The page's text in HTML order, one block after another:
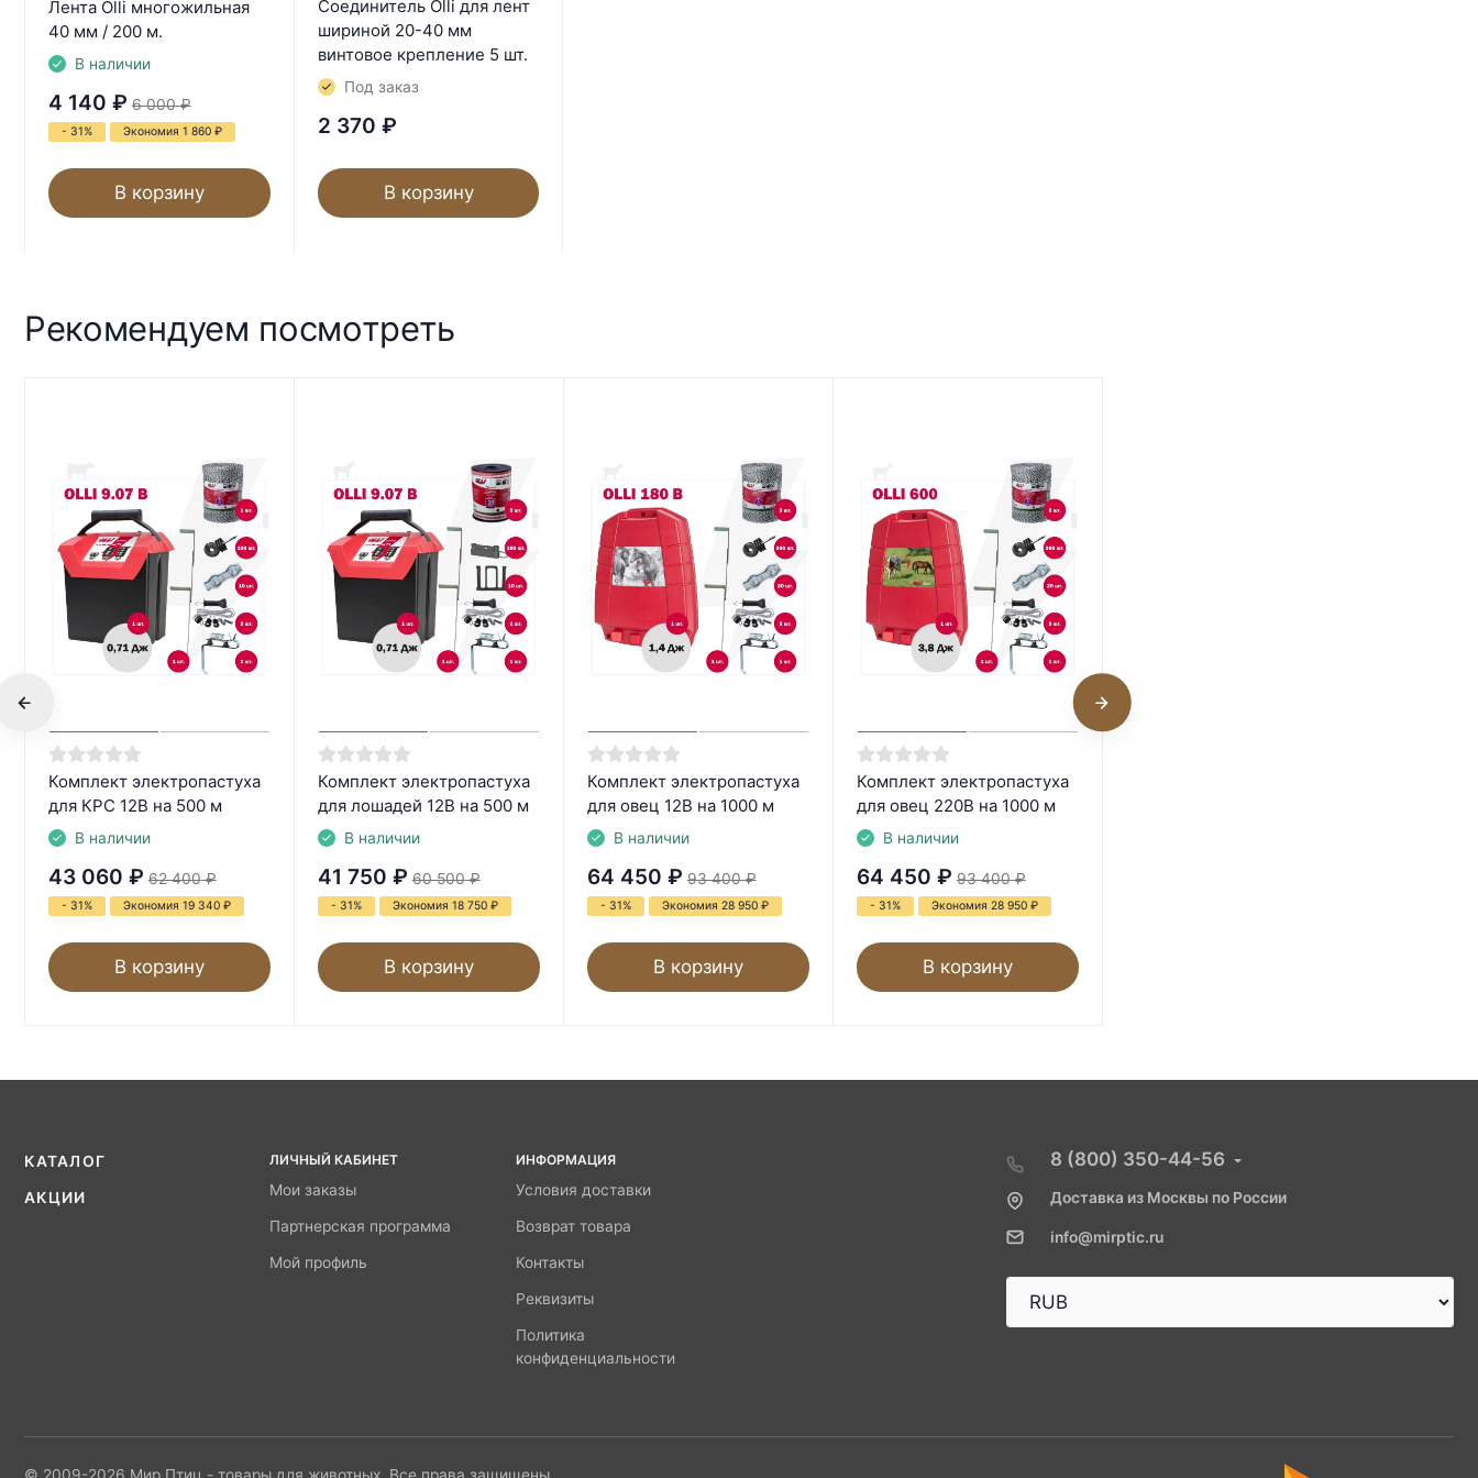
Лента Olli многожильная
40 мм / 200 м.
В наличии
4 140 ₽ 6 000 ₽
- 31% Экономия 1 860 ₽
В корзину
Соединитель Olli для лент
шириной 20-40 мм
винтовое крепление 5 шт.
Под заказ
2 370 ₽
В корзину
Рекомендуем посмотреть
Комплект электропастуха
для КРС 12В на 500 м
В наличии
43 060 ₽ 62 400 ₽
- 31% Экономия 19 340 ₽
В корзину
Комплект электропастуха
для лошадей 12В на 500 м
В наличии
41 750 ₽ 60 500 ₽
- 31% Экономия 18 750 ₽
В корзину
Комплект электропастуха
для овец 12В на 1000 м
В наличии
64 450 ₽ 93 400 ₽
- 31% Экономия 28 950 ₽
В корзину
Комплект электропастуха
для овец 220В на 1000 м
В наличии
64 450 ₽ 93 400 ₽
- 31% Экономия 28 950 ₽
В корзину
КАТАЛОГ
АКЦИИ
ЛИЧНЫЙ КАБИНЕТ
Мои заказы
Партнерская программа
Мой профиль
ИНФОРМАЦИЯ
Условия доставки
Возврат товара
Контакты
Реквизиты
Политика
конфиденциальности
8 (800) 350-44-56
Доставка из Москвы по России
info@mirptic.ru